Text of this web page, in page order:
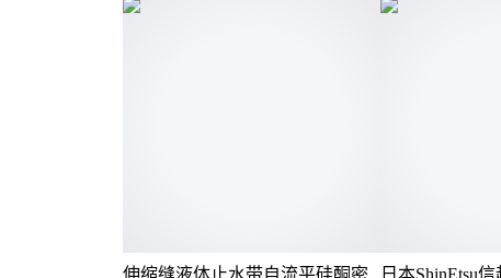
伸缩缝液体止水带自流平硅酮密
日本ShinEtsu